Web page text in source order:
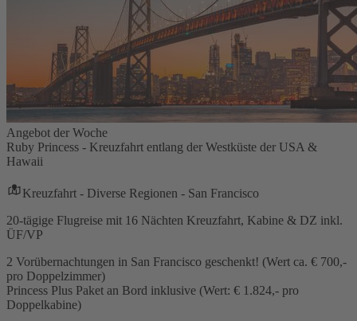
Angebot der Woche
Ruby Princess - Kreuzfahrt entlang der Westküste der USA &
Hawaii
Kreuzfahrt - Diverse Regionen - San Francisco
20-tägige Flugreise mit 16 Nächten Kreuzfahrt, Kabine & DZ inkl.
ÜF/VP
2 Vorübernachtungen in San Francisco geschenkt! (Wert ca. € 700,-
pro Doppelzimmer)
Princess Plus Paket an Bord inklusive (Wert: € 1.824,- pro
Doppelkabine)